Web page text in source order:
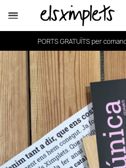
PORTS GRATUÏTS per